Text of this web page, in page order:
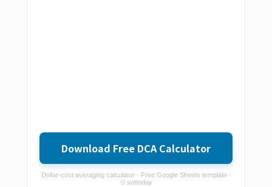
Download Free DCA Calculator
Dollar-cost averaging calculator · Free Google Sheets template ·
© sottoday